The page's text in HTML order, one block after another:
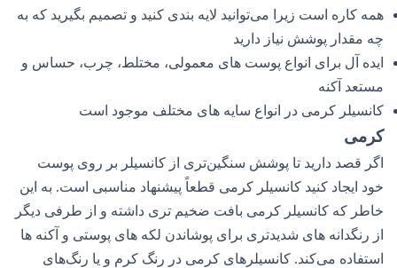
همه کاره است زیرا می‌توانید لایه بندی کنید و تصمیم بگیرید که به
چه مقدار پوشش نیاز دارید
ایده آل برای انواع پوست های معمولی، مختلط، چرب، حساس و
مستعد آکنه
کانسیلر کرمی در انواع سایه های مختلف موجود است
کرمی
اگر قصد دارید تا پوشش سنگین‌تری از کانسیلر بر روی پوست
خود ایجاد کنید کانسیلر کرمی قطعاً پیشنهاد مناسبی است. به این
خاطر که کانسیلر کرمی بافت ضخیم تری داشته و از طرفی دیگر
از رنگدانه های شدیدتری برای پوشاندن لکه های پوستی و آکنه ها
استفاده می‌کند‌. کانسیلرهای کرمی در رنگ کرم و یا رنگ‌های